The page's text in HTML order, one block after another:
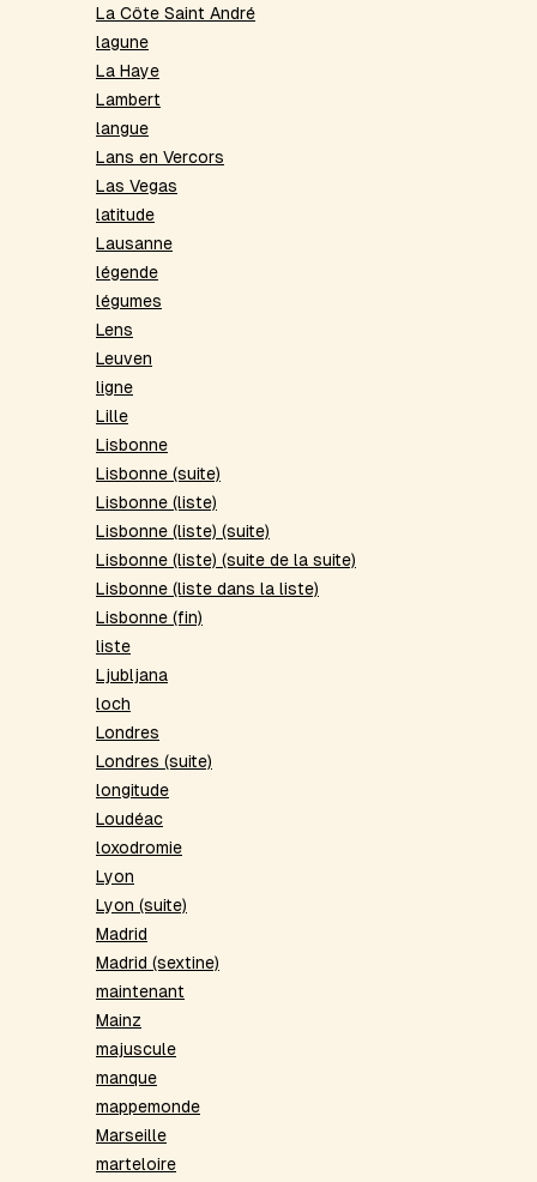
La Côte Saint André
lagune
La Haye
Lambert
langue
Lans en Vercors
Las Vegas
latitude
Lausanne
légende
légumes
Lens
Leuven
ligne
Lille
Lisbonne
Lisbonne (suite)
Lisbonne (liste)
Lisbonne (liste) (suite)
Lisbonne (liste) (suite de la suite)
Lisbonne (liste dans la liste)
Lisbonne (fin)
liste
Ljubljana
loch
Londres
Londres (suite)
longitude
Loudéac
loxodromie
Lyon
Lyon (suite)
Madrid
Madrid (sextine)
maintenant
Mainz
majuscule
manque
mappemonde
Marseille
marteloire